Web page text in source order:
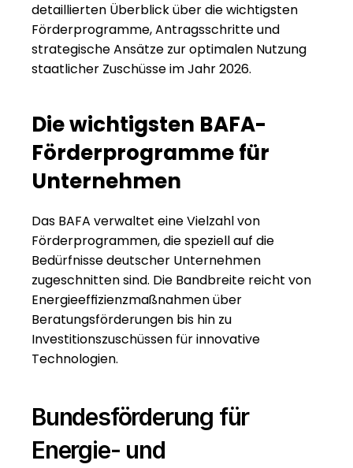
detaillierten Überblick über die wichtigsten
Förderprogramme, Antragsschritte und
strategische Ansätze zur optimalen Nutzung
staatlicher Zuschüsse im Jahr 2026.
Die wichtigsten BAFA-
Förderprogramme für
Unternehmen
Das BAFA verwaltet eine Vielzahl von
Förderprogrammen, die speziell auf die
Bedürfnisse deutscher Unternehmen
zugeschnitten sind. Die Bandbreite reicht von
Energieeffizienzmaßnahmen über
Beratungsförderungen bis hin zu
Investitionszuschüssen für innovative
Technologien.
Bundesförderung für
Energie- und